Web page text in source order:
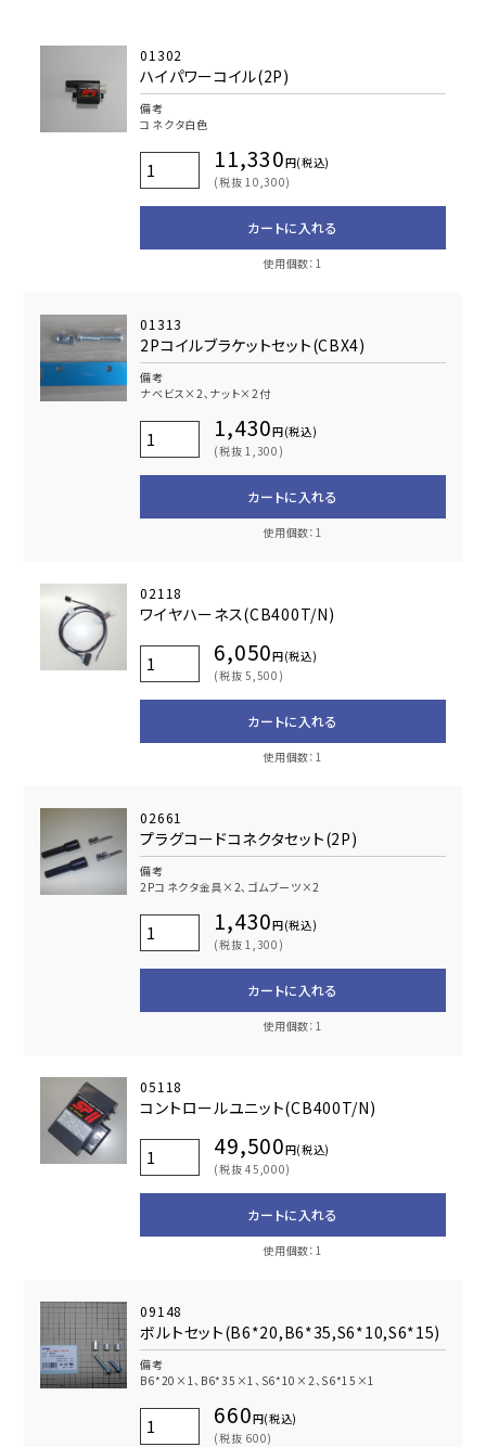
01302
ハイパワーコイル(2P)
備考
コネクタ白色
11,330円(税込)
(税抜 10,300)
カートに入れる
使用個数：1
01313
2Pコイルブラケットセット(CBX4)
備考
ナベビス×2､ナット×2付
1,430円(税込)
(税抜 1,300)
カートに入れる
使用個数：1
02118
ワイヤハーネス(CB400T/N)
6,050円(税込)
(税抜 5,500)
カートに入れる
使用個数：1
02661
プラグコードコネクタセット(2P)
備考
2Pコネクタ金具×2､ゴムブーツ×2
1,430円(税込)
(税抜 1,300)
カートに入れる
使用個数：1
05118
コントロールユニット(CB400T/N)
49,500円(税込)
(税抜 45,000)
カートに入れる
使用個数：1
09148
ボルトセット(B6*20,B6*35,S6*10,S6*15)
備考
B6*20×1、B6*35×1、S6*10×2、S6*15×1
660円(税込)
(税抜 600)